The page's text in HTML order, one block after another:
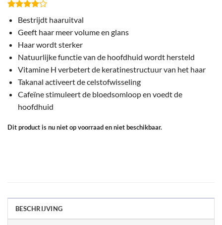
4op 5
gebaseerd
waarderingen
Bestrijdt haaruitval
Geeft haar meer volume en glans
Haar wordt sterker
Natuurlijke functie van de hoofdhuid wordt hersteld
Vitamine H verbetert de keratinestructuur van het haar
Takanal activeert de celstofwisseling
Cafeïne stimuleert de bloedsomloop en voedt de
hoofdhuid
Dit product is nu niet op voorraad en niet beschikbaar.
BESCHRIJVING